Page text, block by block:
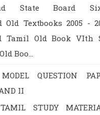
State Board
Old Textbooks 2005 -
Tamil Old Book VIth
Boo...
QUESTION
II
STUDY